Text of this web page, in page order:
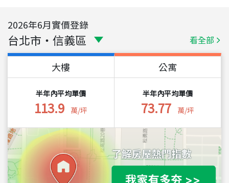
2026年6月實價登錄
台北市 ・ 信義區 看全部
大樓
半年內平均單價
113.9 萬/坪
公寓
半年內平均單價
73.77 萬/坪